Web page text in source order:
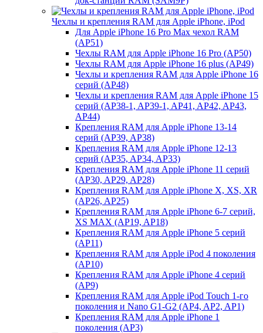
Чехлы и крепления RAM для Apple iPhone, iPod
Для Apple iPhone 16 Pro Max чехол RAM
(AP51)
Чехлы RAM для Apple iPhone 16 Pro (AP50)
Чехлы RAM для Apple iPhone 16 plus (AP49)
Чехлы и крепления RAM для Apple iPhone 16
серий (AP48)
Чехлы и крепления RAM для Apple iPhone 15
серий (AP38-1, AP39-1, AP41, AP42, AP43,
AP44)
Крепления RAM для Apple iPhone 13-14
серий (AP39, AP38)
Крепления RAM для Apple iPhone 12-13
серий (AP35, AP34, AP33)
Крепления RAM для Apple iPhone 11 серий
(AP30, AP29, AP28)
Крепления RAM для Apple iPhone X, XS, XR
(AP26, AP25)
Крепления RAM для Apple iPhone 6-7 серий,
XS MAX (AP19, AP18)
Крепления RAM для Apple iPhone 5 серий
(AP11)
Крепления RAM для Apple iPod 4 поколения
(AP10)
Крепления RAM для Apple iPhone 4 серий
(AP9)
Крепления RAM для Apple iPod Touch 1-го
поколения и Nano G1-G2 (AP4, AP2, AP1)
Крепления RAM для Apple iPhone 1
поколения (AP3)